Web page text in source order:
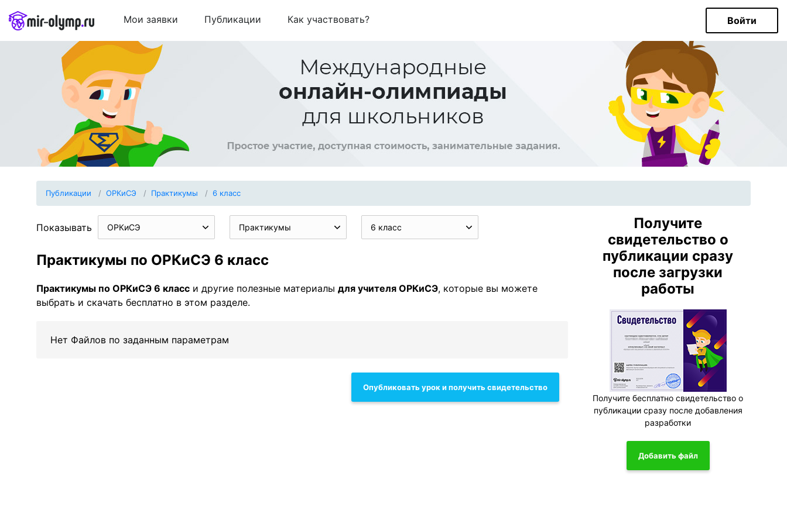
Мои заявки Публикации Как участвовать? Войти
Публикации ОРКиСЭ Практикумы 6 класс
Показывать ОРКиСЭ Практикумы 6 класс
Практикумы по ОРКиСЭ 6 класс
Практикумы по ОРКиСЭ 6 класс и другие полезные материалы для учителя ОРКиСЭ, которые вы можете
выбрать и скачать бесплатно в этом разделе.
Нет Файлов по заданным параметрам
Опубликовать урок и получить свидетельство
Получите
свидетельство о
публикации сразу
после загрузки
работы
Получите бесплатно свидетельство о
публикации сразу после добавления
разработки
Добавить файл